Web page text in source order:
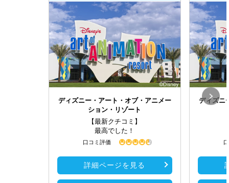
ディズニー・アート・オブ・アニメー
ション・リゾート
【最新クチコミ】
最高でした！
口コミ評価
詳細ページを見る
ディズニ